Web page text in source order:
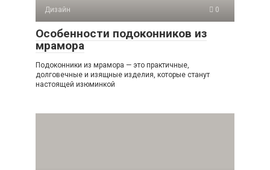
Дизайн 0
Особенности подоконников из
мрамора
Подоконники из мрамора — это практичные,
долговечные и изящные изделия, которые станут
настоящей изюминкой